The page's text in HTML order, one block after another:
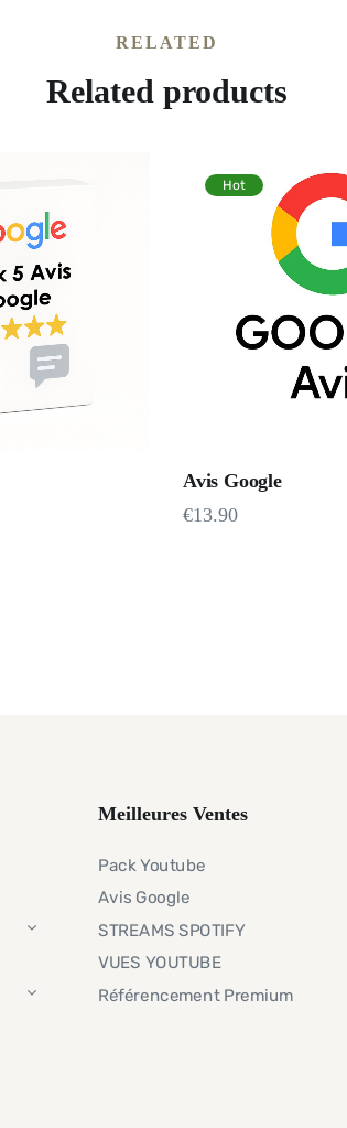
RELATED
Related products
Hot
Avis Google
€13.90
Meilleures Ventes
Pack Youtube
Avis Google
STREAMS SPOTIFY
VUES YOUTUBE
Référencement Premium